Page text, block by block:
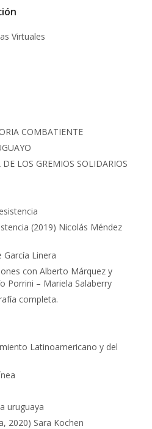
Virtuales
COMBATIENTE
LOS GREMIOS SOLIDARIOS
(2019) Nicolás Méndez
García Linera
con Alberto Márquez y
Porrini – Mariela Salaberry
completa.
Latinoamericano y del
uruguaya
2020) Sara Kochen